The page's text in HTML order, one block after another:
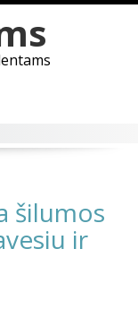
šilumos
ir